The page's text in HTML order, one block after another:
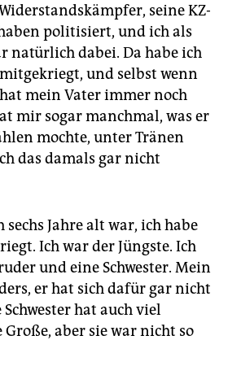
seine KZ-
politisiert, und ich als
natürlich dabei. Da habe ich
und selbst wenn
mein Vater immer noch
mir sogar manchmal, was er
mochte, unter Tränen
das damals gar nicht
sechs Jahre alt war, ich habe
Ich war der Jüngste. Ich
und eine Schwester. Mein
er hat sich dafür gar nicht
hat auch viel
aber sie war nicht so